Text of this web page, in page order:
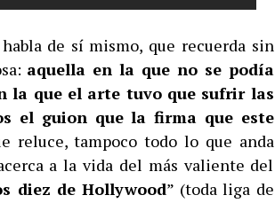
de sí mismo, que recuerda sin
aquella en la que no se podía
la que el arte tuvo que sufrir las
el guion que la firma que este
reluce, tampoco todo lo que anda
a la vida del más valiente del
diez de Hollywood” (toda liga de